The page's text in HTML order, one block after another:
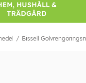
HUSHÅLL &
TRÄDGÅRD
Bissell